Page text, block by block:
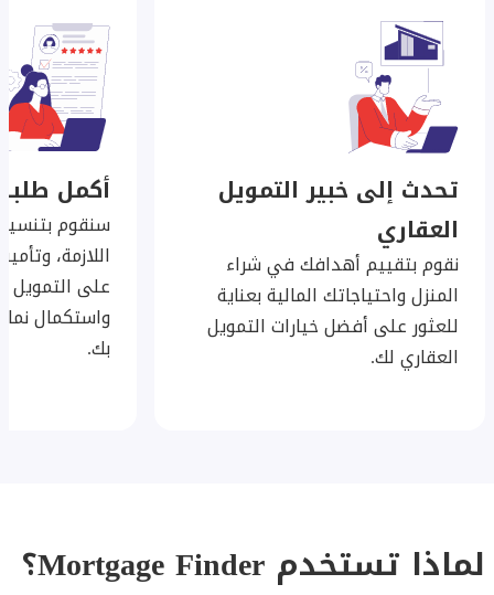
تحدث إلى خبير التمويل
العقاري
نقوم بتقييم أهدافك في شراء
المنزل واحتياجاتك المالية بعناية
للعثور على أفضل خيارات التمويل
العقاري لك.
أكمل
سنقوم
اللازمة،
على التمويل
واستكمال
بك.
لماذا تستخدم Mortgage Finder؟